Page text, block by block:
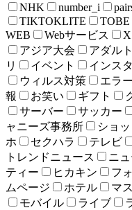
NHK
number_i
TIKTOKLITE
TOBE
WEB
Webサービス X
アジア大会
アダルト
リ
イベント インスタ
ウィルス対策
エラー
報
お笑い ギフト
サーバー
サッカー
ャニーズ事務所
ショ
ホ
セクハラ テレビ
トレンドニュース
ニ
ティー
ヒカキン フ
ムページ
ホテル マ
モバイル
ライブ